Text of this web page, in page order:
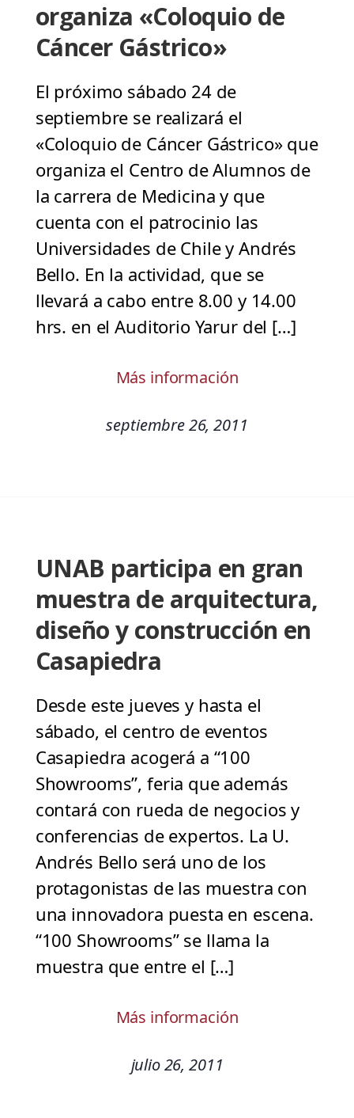
organiza «Coloquio de
Cáncer Gástrico»
El próximo sábado 24 de
septiembre se realizará el
«Coloquio de Cáncer Gástrico» que
organiza el Centro de Alumnos de
la carrera de Medicina y que
cuenta con el patrocinio las
Universidades de Chile y Andrés
Bello. En la actividad, que se
llevará a cabo entre 8.00 y 14.00
hrs. en el Auditorio Yarur del […]
Más información
septiembre 26, 2011
UNAB participa en gran
muestra de arquitectura,
diseño y construcción en
Casapiedra
Desde este jueves y hasta el
sábado, el centro de eventos
Casapiedra acogerá a “100
Showrooms”, feria que además
contará con rueda de negocios y
conferencias de expertos. La U.
Andrés Bello será uno de los
protagonistas de las muestra con
una innovadora puesta en escena.
“100 Showrooms” se llama la
muestra que entre el […]
Más información
julio 26, 2011